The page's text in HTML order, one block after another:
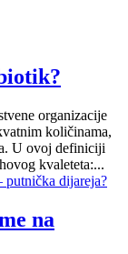
organizacije
količinama,
U ovoj definiciji
kvaleteta:...
na